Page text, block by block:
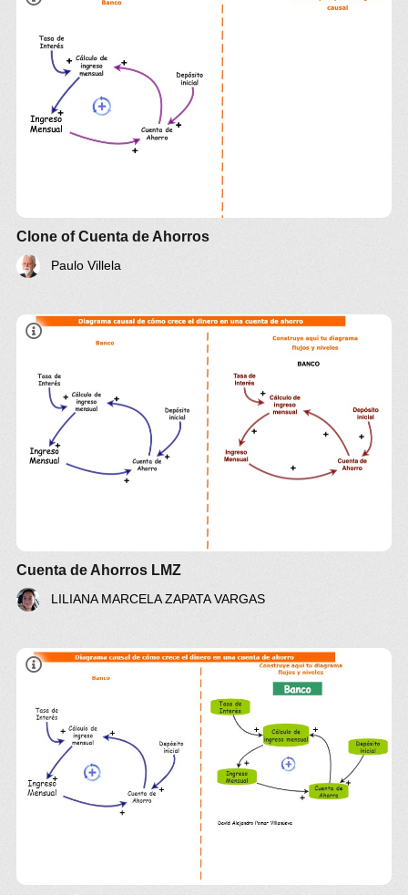
Clone of Cuenta de Ahorros
Paulo Villela
Cuenta de Ahorros LMZ
LILIANA MARCELA ZAPATA VARGAS